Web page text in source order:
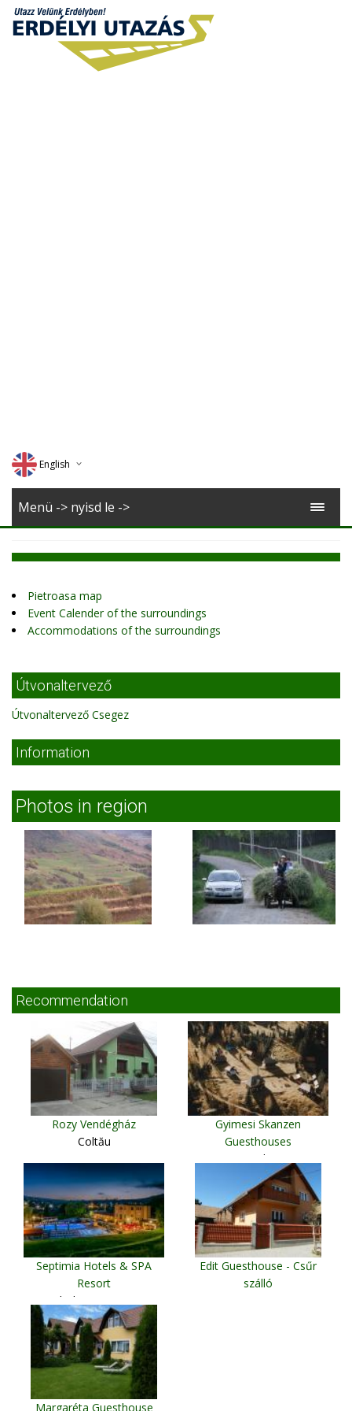
English
Deutsch
Menü -> nyisd le ->
Pietroasa map
Event Calender of the surroundings
Accommodations of the surroundings
Útvonaltervező
Útvonaltervező Csegez
Information
Photos in region
Recommendation
Rozy Vendégház
Coltău
Gyimesi Skanzen
Guesthouses
Lunca de Jos
Septimia Hotels & SPA
Resort
Odorheiu Secuiesc
Edit Guesthouse - Csűr
szálló
Margaréta Guesthouse